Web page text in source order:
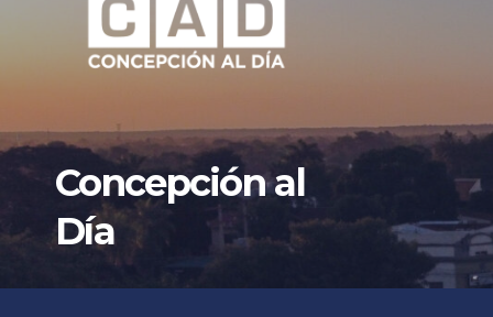
Concepción al
Día